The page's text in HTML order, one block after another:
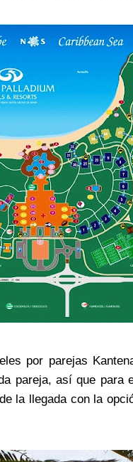
por parejas
pareja, así que para
la llegada con la